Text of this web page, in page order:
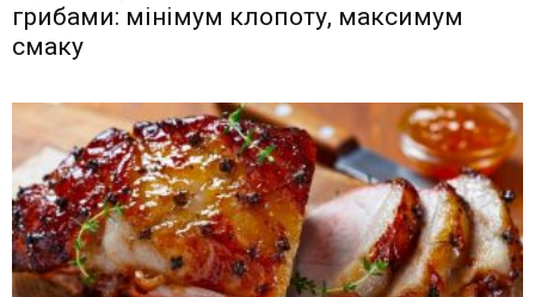
грибами: мінімум клопоту, максимум
смаку